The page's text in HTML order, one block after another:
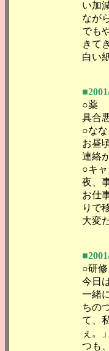
い加
なが
でも
きて
白い
○薬
具合
○な
お昼
連絡
○キ
夜、
お仕
りで
大変
○研
今日
一緒
ちの
て、
ぇ。
つも